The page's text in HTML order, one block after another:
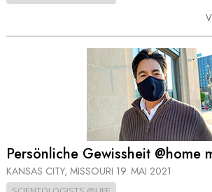
Persönliche Gewissheit @home
KANSAS CITY, MISSOURI 19. MAI 2021